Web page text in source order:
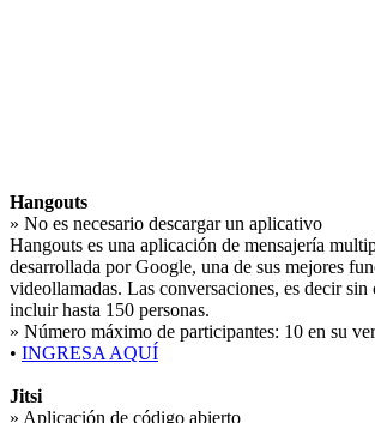
Hangouts
» No es necesario descargar un aplicativo
Hangouts es una aplicación de mensajería
desarrollada por Google, una de sus mejores
videollamadas. Las conversaciones, es decir sin
incluir hasta 150 personas.
» Número máximo de participantes: 10 en su
• INGRESA AQUÍ
Jitsi
» Aplicación de código abierto